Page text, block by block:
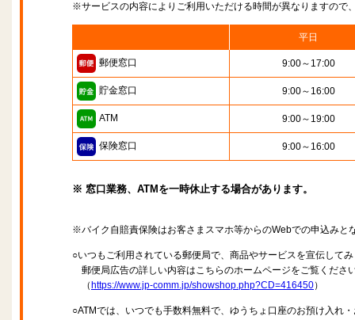
※サービスの内容によりご利用いただける時間が異なりますので
平日
郵便窓口 9:00～17:00
貯金窓口 9:00～16:00
ATM 9:00～19:00
保険窓口 9:00～16:00
※ 窓口業務、ATMを一時休止する場合があります。
※バイク自賠責保険はお客さまスマホ等からのWebでの申込みと
○いつもご利用されている郵便局で、商品やサービスを宣伝して
郵便局広告の詳しい内容はこちらのホームページをご覧くださ
（ https://www.jp-comm.jp/showshop.php?CD=416450）
○ATMでは、いつでも手数料無料で、ゆうちょ口座のお預け入れ